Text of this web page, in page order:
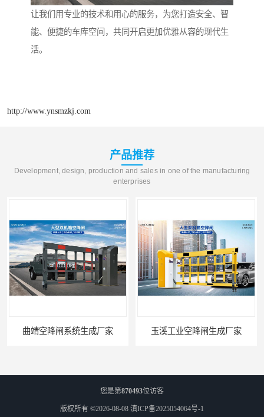
让我们用专业的技术和用心的服务，为您打造安全、智
能、便捷的车库空间，共同开启更加优雅从容的现代生
活。
http://www.ynsmzkj.com
产品推荐
Development, design, production and sales in one of the manufacturing
enterprises
曲靖空降闸系统生成厂家 玉溪工业空降闸生成厂家
您是第870493位访客
版权所有 ©2026-08-08 滇ICP备2025054064号-1